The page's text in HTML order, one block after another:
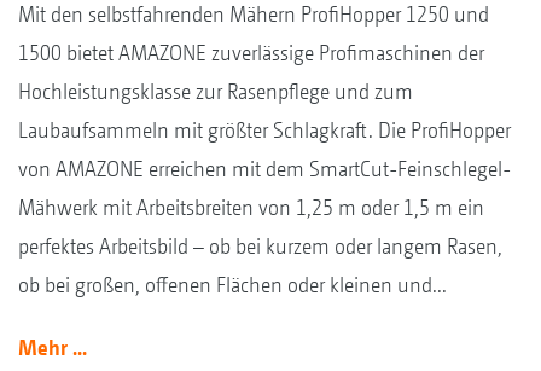
Mit den selbstfahrenden Mähern ProfiHopper 1250 und
1500 bietet AMAZONE zuverlässige Profimaschinen der
Hochleistungsklasse zur Rasenpflege und zum
Laubaufsammeln mit größter Schlagkraft. Die ProfiHopper
von AMAZONE erreichen mit dem SmartCut-Feinschlegel-
Mähwerk mit Arbeitsbreiten von 1,25 m oder 1,5 m ein
perfektes Arbeitsbild – ob bei kurzem oder langem Rasen,
ob bei großen, offenen Flächen oder kleinen und...
Mehr ...